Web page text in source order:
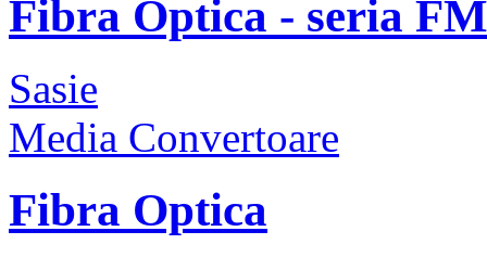
Fibra Optica - seria
Sasie
Media Convertoare
Fibra Optica